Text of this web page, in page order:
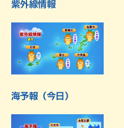
紫外線情報
海予報（今日）